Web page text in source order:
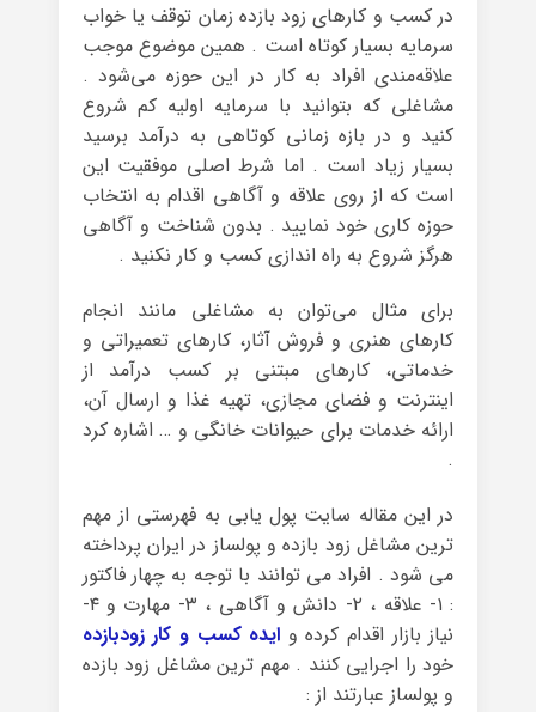
در کسب و کارهای زود بازده زمان توقف یا خواب
سرمایه بسیار کوتاه است . همین موضوع موجب
علاقه‌مندی افراد به کار در این حوزه می‌شود .
مشاغلی که بتوانید با سرمایه اولیه کم شروع
کنید و در بازه زمانی کوتاهی به درآمد برسید
بسیار زیاد است . اما شرط اصلی موفقیت این
است که از روی علاقه و آگاهی اقدام به انتخاب
حوزه کاری خود نمایید . بدون شناخت و آگاهی
هرگز شروع به راه اندازی کسب و کار نکنید .
برای مثال می‌توان به مشاغلی مانند انجام
کارهای هنری و فروش آثار، کارهای تعمیراتی و
خدماتی، کارهای مبتنی بر کسب درآمد از
اینترنت و فضای مجازی، تهیه غذا و ارسال آن،
ارائه خدمات برای حیوانات خانگی و … اشاره کرد
.
در این مقاله سایت پول یابی به فهرستی از مهم
ترین مشاغل زود بازده و پولساز در ایران پرداخته
می شود . افراد می توانند با توجه به چهار فاکتور
: ۱- علاقه ، ۲- دانش و آگاهی ، ۳- مهارت و ۴-
نیاز بازار اقدام کرده و ایده کسب و کار زودبازده
خود را اجرایی کنند . مهم ترین مشاغل زود بازده
و پولساز عبارتند از :